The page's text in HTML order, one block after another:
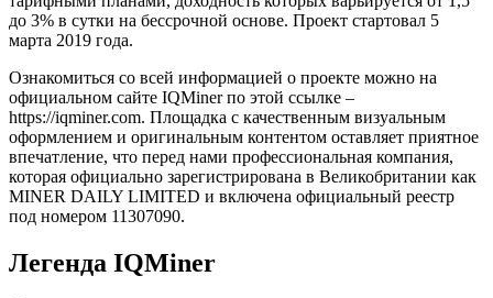
до 3% в сутки на бессрочной основе. Проект стартовал 5
марта 2019 года.
Ознакомиться со всей информацией о проекте можно на
официальном сайте IQMiner по этой ссылке –
https://iqminer.com. Площадка с качественным визуальным
оформлением и оригинальным контентом оставляет приятное
впечатление, что перед нами профессиональная компания,
которая официально зарегистрирована в Великобритании как
MINER DAILY LIMITED и включена официальный реестр
под номером 11307090.
Легенда IQMiner